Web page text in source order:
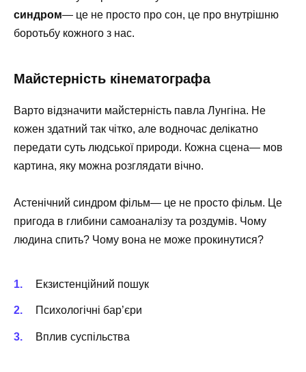
синдром— це не просто про сон, це про внутрішню
боротьбу кожного з нас.
Майстерність кінематографа
Варто відзначити майстерність павла Лунгіна. Не
кожен здатний так чітко, але водночас делікатно
передати суть людської природи. Кожна сцена— мов
картина, яку можна розглядати вічно.
Астенічний синдром фільм— це не просто фільм. Це
пригода в глибини самоаналізу та роздумів. Чому
людина спить? Чому вона не може прокинутися?
Екзистенційний пошук
Психологічні бар’єри
Вплив суспільства